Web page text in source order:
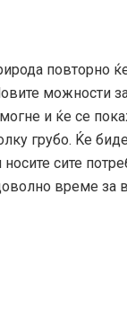
повторно
можности
и ќе се
грубо. Ќе
носите сите
време за